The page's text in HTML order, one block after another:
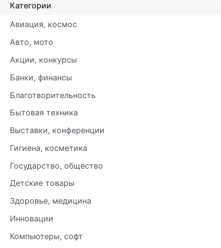
Категории
Авиация, космос
Авто, мото
Акции, конкурсы
Банки, финансы
Благотворительность
Бытовая техника
Выставки, конференции
Гигиена, косметика
Государство, общество
Детские товары
Здоровье, медицина
Инновации
Компьютеры, софт